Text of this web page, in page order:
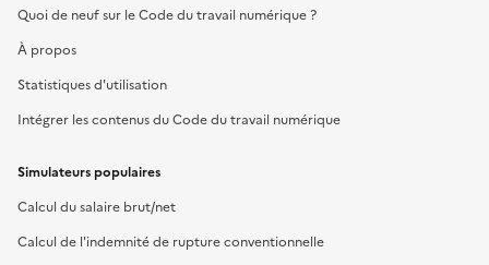
Quoi de neuf sur le Code du travail numérique ?
À propos
Statistiques d'utilisation
Intégrer les contenus du Code du travail numérique
Simulateurs populaires
Calcul du salaire brut/net
Calcul de l'indemnité de rupture conventionnelle